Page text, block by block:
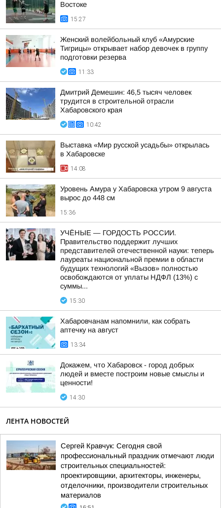
Востоке
15:27
Женский волейбольный клуб «Амурские
Тигрицы» открывает набор девочек в группу
подготовки резерва
11:33
Дмитрий Демешин: 46,5 тысяч человек
трудится в строительной отрасли
Хабаровского края
10:42
Выставка «Мир русской усадьбы» открылась
в Хабаровске
14:08
Уровень Амура у Хабаровска утром 9 августа
вырос до 448 см
15:36
УЧЁНЫЕ — ГОРДОСТЬ РОССИИ.
Правительство поддержит лучших
представителей отечественной науки: теперь
лауреаты национальной премии в области
будущих технологий «Вызов» полностью
освобождаются от уплаты НДФЛ (13%) с
суммы...
15:30
Хабаровчанам напомнили, как собрать
аптечку на август
13:34
Докажем, что Хабаровск - город добрых
людей и вместе построим новые смыслы и
ценности!
14:30
ЛЕНТА НОВОСТЕЙ
Сергей Кравчук: Сегодня свой
профессиональный праздник отмечают люди
строительных специальностей:
проектировщики, архитекторы, инженеры,
отделочники, производители строительных
материалов